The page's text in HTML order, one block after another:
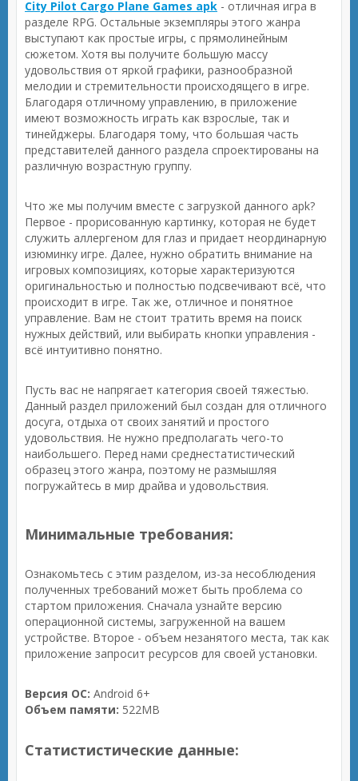
City Pilot Cargo Plane Games apk - отличная игра в
разделе RPG. Остальные экземпляры этого жанра
выступают как простые игры, с прямолинейным
сюжетом. Хотя вы получите большую массу
удовольствия от яркой графики, разнообразной
мелодии и стремительности происходящего в игре.
Благодаря отличному управлению, в приложение
имеют возможность играть как взрослые, так и
тинейджеры. Благодаря тому, что большая часть
представителей данного раздела спроектированы на
различную возрастную группу.
Что же мы получим вместе с загрузкой данного apk?
Первое - прорисованную картинку, которая не будет
служить аллергеном для глаз и придает неординарную
изюминку игре. Далее, нужно обратить внимание на
игровых композициях, которые характеризуются
оригинальностью и полностью подсвечивают всё, что
происходит в игре. Так же, отличное и понятное
управление. Вам не стоит тратить время на поиск
нужных действий, или выбирать кнопки управления -
всё интуитивно понятно.
Пусть вас не напрягает категория своей тяжестью.
Данный раздел приложений был создан для отличного
досуга, отдыха от своих занятий и простого
удовольствия. Не нужно предполагать чего-то
наибольшего. Перед нами среднестатистический
образец этого жанра, поэтому не размышляя
погружайтесь в мир драйва и удовольствия.
Минимальные требования:
Ознакомьтесь с этим разделом, из-за несоблюдения
полученных требований может быть проблема со
стартом приложения. Сначала узнайте версию
операционной системы, загруженной на вашем
устройстве. Второе - объем незанятого места, так как
приложение запросит ресурсов для своей установки.
Версия ОС: Android 6+
Объем памяти: 522MB
Статистистические данные: